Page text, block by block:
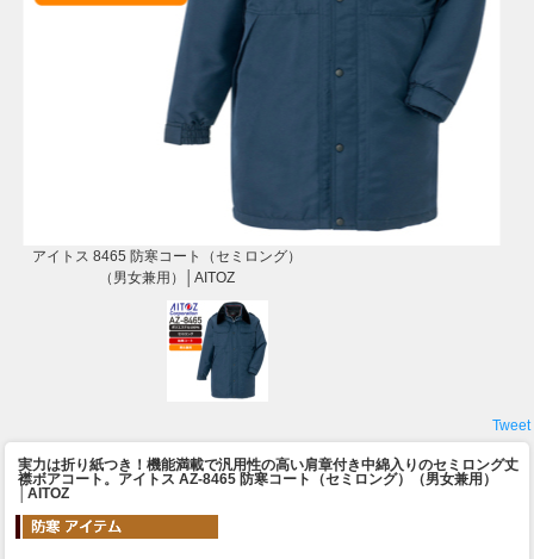
アイトス 8465 防寒コート（セミロング）
（男女兼用）│AITOZ
Tweet
実力は折り紙つき！機能満載で汎用性の高い肩章付き中綿入りのセミロング丈
襟ボアコート。 アイトス AZ-8465 防寒コート（セミロング）（男女兼用）
│AITOZ